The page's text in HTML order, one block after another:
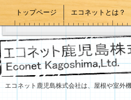
エコネット鹿児島株式会社は、屋根や室外
トップページ エコネットとは？